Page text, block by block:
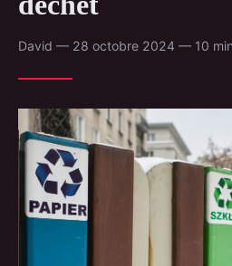
David — 28 octobre 2024 — 10